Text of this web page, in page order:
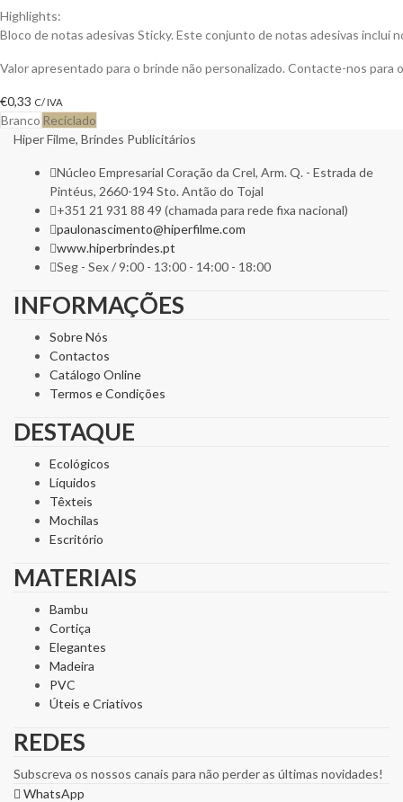
Highlights:
Bloco de notas adesivas Sticky. Este conjunto de notas adesivas incluí
Valor apresentado para o brinde não personalizado. Contacte-nos
€0,33 C/ IVA
Branco Reciclado
Hiper Filme, Brindes Publicitários
Núcleo Empresarial Coração da Crel, Arm. Q. - Estrada de
Pintéus, 2660-194 Sto. Antão do Tojal
+351 21 931 88 49 (chamada para rede fixa nacional)
paulonascimento@hiperfilme.com
www.hiperbrindes.pt
Seg - Sex / 9:00 - 13:00 - 14:00 - 18:00
INFORMAÇÕES
Sobre Nós
Contactos
Catálogo Online
Termos e Condições
DESTAQUE
Ecológicos
Líquidos
Têxteis
Mochilas
Escritório
MATERIAIS
Bambu
Cortiça
Elegantes
Madeira
PVC
Úteis e Criativos
REDES
Subscreva os nossos canais para não perder as últimas novidades!
WhatsApp